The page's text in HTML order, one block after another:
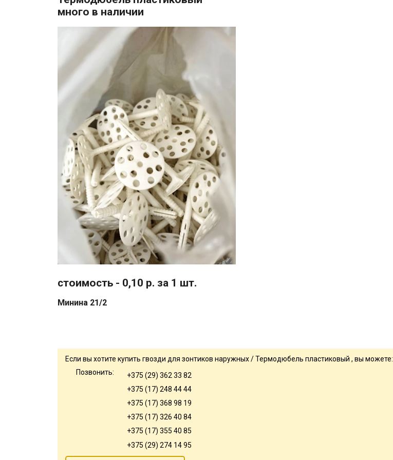
много в наличии
стоимость - 0,10 р. за 1 шт.
Минина 21/2
Если вы хотите купить гвозди для зонтиков наружных / Термодюбель пластиковый , вы можете:
Позвонить:
+375 (29) 362 33 82
+375 (17) 248 44 44
+375 (17) 368 98 19
+375 (17) 326 40 84
+375 (17) 355 40 85
+375 (29) 274 14 95